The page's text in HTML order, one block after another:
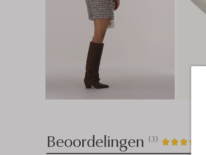
Beoordelingen (3) 3
4